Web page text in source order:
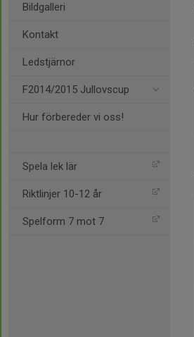
Bildgalleri
Kontakt
Ledstjärnor
F2014/2015 Jullovscup
Hur förbereder vi oss!
Spela lek lär
Riktlinjer 10-12 år
Spelform 7 mot 7